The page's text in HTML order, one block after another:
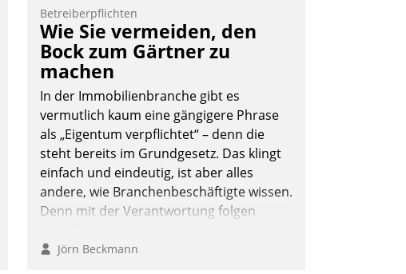
Vernetzungsideen fürs Quartier.
Dazwischen zeigte Datatrain, was es
Neues zu bieten hat.
Nadja Hußmann
Betreiberpflichten
Wie Sie vermeiden, den
Bock zum Gärtner zu
machen
In der Immobilienbranche gibt es
vermutlich kaum eine gängigere Phrase
als „Eigentum verpflichtet“ – denn die
steht bereits im Grundgesetz. Das klingt
einfach und eindeutig, ist aber alles
andere, wie Branchenbeschäftigte wissen.
Denn mit der Verantwortung folgen
Jörn Beckmann